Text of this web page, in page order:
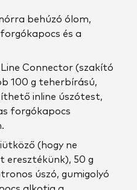
behúzó ólom,
és a
Connector (szakító
100 g teherbírású,
inline úszótest,
forgókapocs
(hogy ne
eresztékünk), 50 g
úszó, gumigolyó